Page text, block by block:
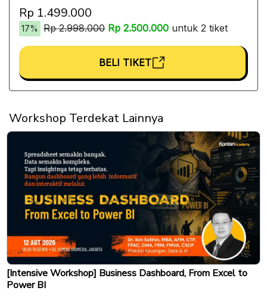
Rp 1.499.000
17% Rp 2.998.000 Rp 2.500.000 untuk 2 tiket
BELI TIKET
Workshop Terdekat Lainnya
[Intensive Workshop] Business Dashboard, From Excel to
Power BI